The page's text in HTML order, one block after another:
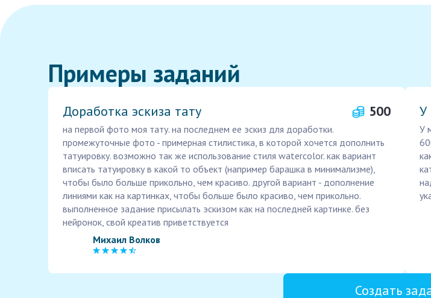
Примеры заданий
Доработка эскиза тату 500
на первой фото моя тату. на последнем ее эскиз для доработки.
промежуточные фото - примерная стилистика, в которой хочется дополнить
татуировку. возможно так же использование стиля watercolor. как вариант
вписать татуировку в какой то объект (например барашка в минимализме),
чтобы было больше прикольно, чем красиво. другой вариант - дополнение
линиями как на картинках, чтобы больше было красиво, чем прикольно.
выполненное задание присылать эскизом как на последней картинке. без
нейронок, свой креатив приветствуется
Михаил Волков
У
У
Создать